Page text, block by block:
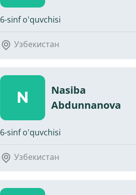
6-sinf o'quvchisi
Узбекистан
N
Nasiba
Abdunnanova
6-sinf o'quvchisi
Узбекистан